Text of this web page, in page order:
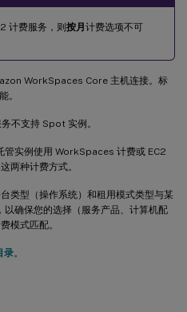
计费服务，则按月计费选项不可
WorkSpaces Core 主机连接。标
。
不支持 Spot 实例。
管实例使用 WorkSpaces 计费或 EC2
两种计费方式。
类型（操作系统）和租用模式类型与某
以确保您的选择（服务产品、计算机配
模式匹配。
录。